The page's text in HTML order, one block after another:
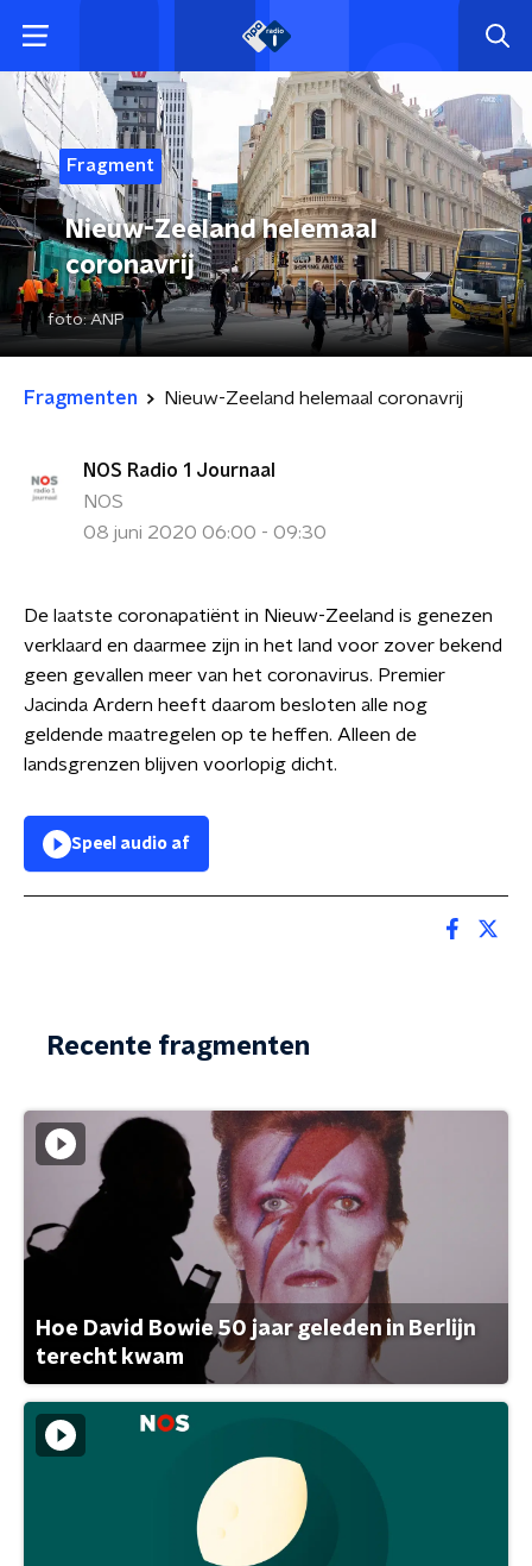
Fragment
Nieuw-Zeeland helemaal
coronavrij
foto:ANP
Fragmenten Nieuw-Zeeland helemaal coronavrij
NOS Radio 1 Journaal
NOS
08 juni 2020 06:00 - 09:30
De laatste coronapatiënt in Nieuw-Zeeland is genezen
verklaard en daarmee zijn in het land voor zover bekend
geen gevallen meer van het coronavirus. Premier
Jacinda Ardern heeft daarom besloten alle nog
geldende maatregelen op te heffen. Alleen de
landsgrenzen blijven voorlopig dicht.
Speel audio af
Recente fragmenten
Hoe David Bowie 50 jaar geleden in Berlijn
terecht kwam